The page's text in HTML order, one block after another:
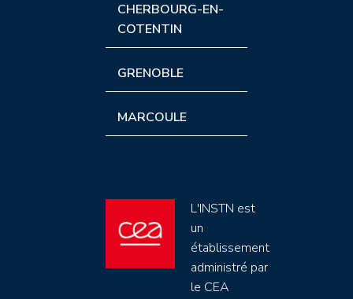
CHERBOURG-EN-
COTENTIN
GRENOBLE
MARCOULE
L'INSTN est
un
établissement
administré par
le CEA